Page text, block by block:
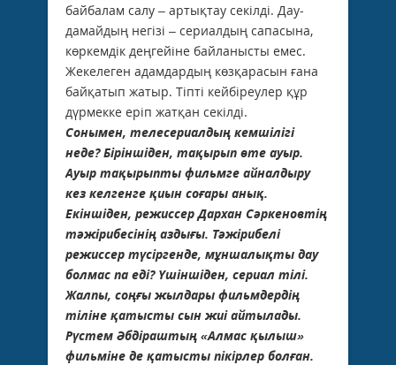
байбалам салу – артықтау секілді. Дау-
дамайдың негізі – сериалдың сапасына,
көркемдік деңгейіне байланысты емес.
Жекелеген адамдардың көзқарасын ғана
байқатып жатыр. Тіпті кейбіреулер құр
дүрмекке еріп жатқан секілді.
Сонымен, телесериалдың кемшілігі
неде? Біріншіден, тақырып өте ауыр.
Ауыр тақы­рыпты фильмге айналдыру
кез келгенге қиын соғары анық.
Екіншіден, режиссер Дархан Сәркеновтің
тәжірибесінің аздығы. Тәжірибелі
режиссер түсіргенде, мұншалықты дау
болмас па еді? Үшіншіден, сериал тілі.
Жалпы, соңғы жылдары фильмдердің
тіліне қа­тысты сын жиі айтылады.
Рүстем Әбдіраштың «Алмас қылыш»
фильміне де қатысты пі­кір­лер болған.